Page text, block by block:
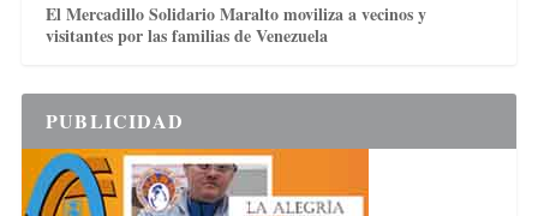
El Mercadillo Solidario Maralto moviliza a vecinos y
visitantes por las familias de Venezuela
PUBLICIDAD